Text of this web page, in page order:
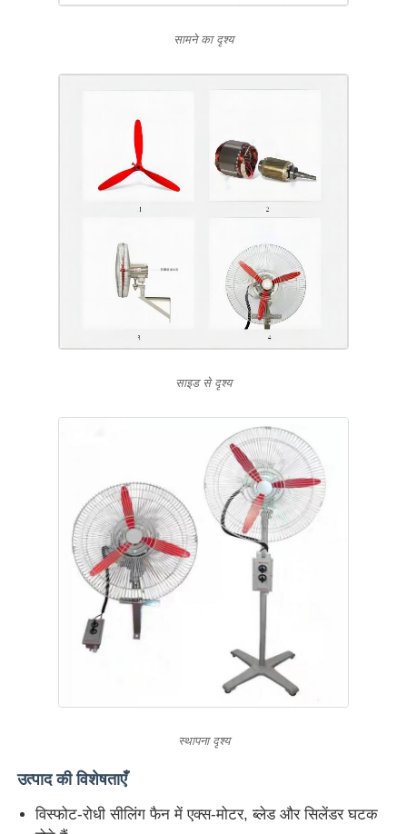
सामने का दृश्य
साइड से दृश्य
स्थापना दृश्य
उत्पाद की विशेषताएँ
विस्फोट-रोधी सीलिंग फैन में एक्स-मोटर, ब्लेड और सिलेंडर घटक